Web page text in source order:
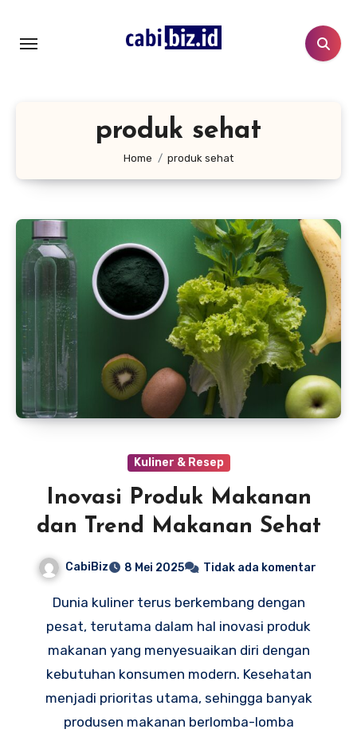
konten
produk sehat
Home produk sehat
Kuliner & Resep
Inovasi Produk Makanan
dan Trend Makanan Sehat
CabiBiz 8 Mei 2025 Tidak ada komentar
Dunia kuliner terus berkembang dengan
pesat, terutama dalam hal inovasi produk
makanan yang menyesuaikan diri dengan
kebutuhan konsumen modern. Kesehatan
menjadi prioritas utama, sehingga banyak
produsen makanan berlomba-lomba